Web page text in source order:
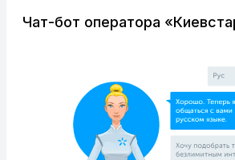
Чат-бот оператора